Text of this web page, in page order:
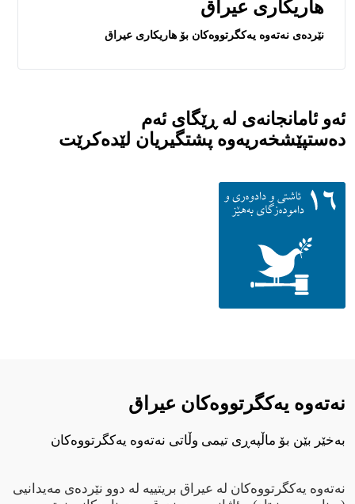
هاريكارى عيراق
نێرده‌ى نه‌ته‌وه‌ يه‌كگرتووه‌كان بۆ هاريكارى عيراق
ئەو ئامانجانەی لە ڕێگای ئەم
دەستپێشخەریەوە پشتگیریان لێدەکرێت
نەتەوە یەکگرتووەکان عيراق
بەخێر بێن بۆ ماڵپەڕی تیمی وڵاتی نەتەوە یەکگرتووەکان
نەتەوە یەکگرتووەکان لە عیراق بریتییە لە دوو نێردەی مەیدانیی